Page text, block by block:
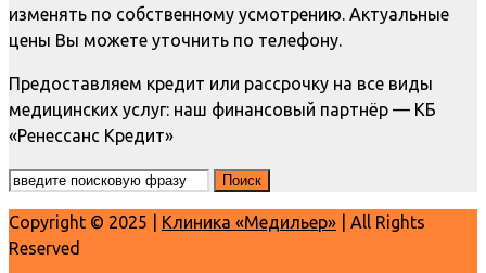
изменять по собственному усмотрению. Актуальные
цены Вы можете уточнить по телефону.
Предоставляем кредит или рассрочку на все виды
медицинских услуг: наш финансовый партнёр — КБ
«Ренессанс Кредит»
Copyright © 2025 | Клиника «Медильер» | All Rights
Reserved